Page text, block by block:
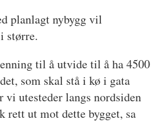
planlagt nybygg vil
større.
til å utvide til å ha 4500
som skal stå i kø i gata
vi utesteder langs nordsiden
rett ut mot dette bygget, sa